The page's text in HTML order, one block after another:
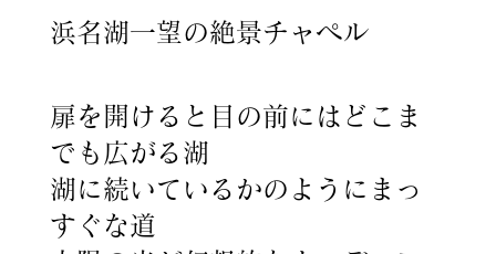
扉を開けると目の前にはどこま
でも広がる湖
湖に続いているかのようにまっ
すぐな道
浜名湖一望の絶景チャペル